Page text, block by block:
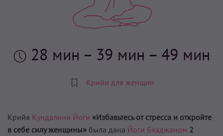
28 мин – 39 мин – 49 мин
Крийи для женщин
Крийя Кундалини Йоги «Избавьтесь от стресса и откройте
в себе силу женщины» была дана Йоги Бхаджаном 2